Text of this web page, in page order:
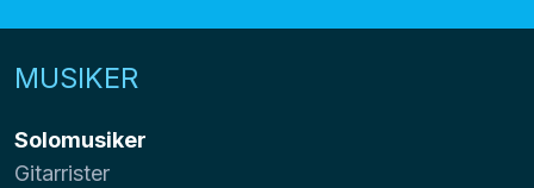
MUSIKER
Solomusiker
Gitarrister